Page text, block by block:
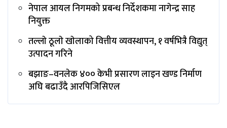
नेपाल आयल निगमको प्रबन्ध निर्देशकमा नागेन्द्र साह
नियुक्त
तल्लाे ठूलाे खाेलाको वित्तीय व्यवस्थापन, १ वर्षभित्रै विद्युत्
उत्पादन गरिने
बझाङ–वनलेक ४०० केभी प्रसारण लाइन खण्ड निर्माण
अघि बढाउँदै आरपिजिसिएल